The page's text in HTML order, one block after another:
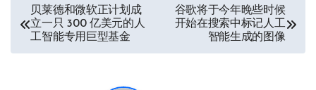
章
导
贝莱德和微软正计划成
立一只 300 亿美元的人
工智能专用巨型基金
谷歌将于今年晚些时候
开始在搜索中标记人工
智能生成的图像